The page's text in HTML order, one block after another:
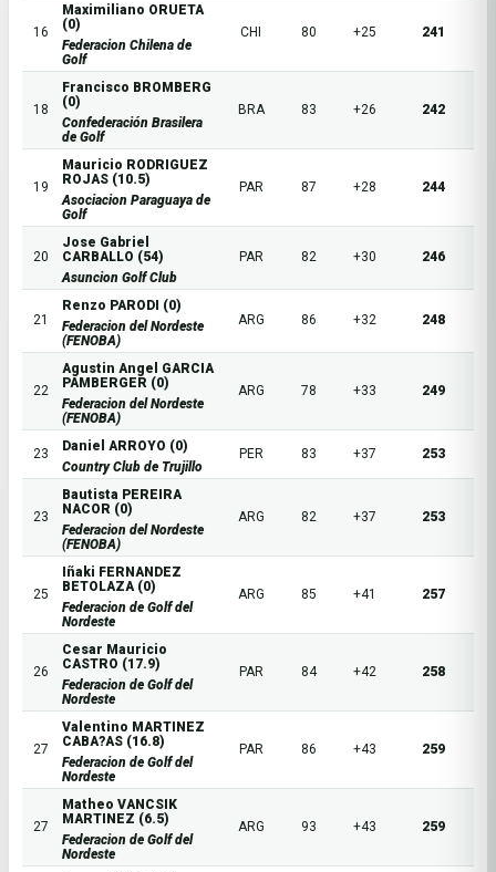
16
Maximiliano ORUETA
(0)
Federacion Chilena de
Golf
CHI 80 +25 241
18
Francisco BROMBERG
(0)
Confederación Brasilera
de Golf
BRA 83 +26 242
19
Mauricio RODRIGUEZ
ROJAS (10.5)
Asociacion Paraguaya de
Golf
PAR 87 +28 244
20
Jose Gabriel
CARBALLO (54)
Asuncion Golf Club
PAR 82 +30 246
21
Renzo PARODI (0)
Federacion del Nordeste
(FENOBA)
ARG 86 +32 248
22
Agustin Angel GARCIA
PAMBERGER (0)
Federacion del Nordeste
(FENOBA)
ARG 78 +33 249
23
Daniel ARROYO (0)
Country Club de Trujillo
PER 83 +37 253
23
Bautista PEREIRA
NACOR (0)
Federacion del Nordeste
(FENOBA)
ARG 82 +37 253
25
Iñaki FERNANDEZ
BETOLAZA (0)
Federacion de Golf del
Nordeste
ARG 85 +41 257
26
Cesar Mauricio
CASTRO (17.9)
Federacion de Golf del
Nordeste
PAR 84 +42 258
27
Valentino MARTINEZ
CABA?AS (16.8)
Federacion de Golf del
Nordeste
PAR 86 +43 259
27
Matheo VANCSIK
MARTINEZ (6.5)
Federacion de Golf del
Nordeste
ARG 93 +43 259